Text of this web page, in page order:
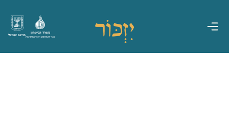
מדינת ישראל
משרד הביטחון
אגף משפחות, הנצחה ומורשת